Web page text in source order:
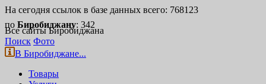
На сегодня ссылок в базе данных всего: 768123
по Биробиджану: 342
Все сайты Биробиджана
Поиск Фото
В Биробиджане...
Товары